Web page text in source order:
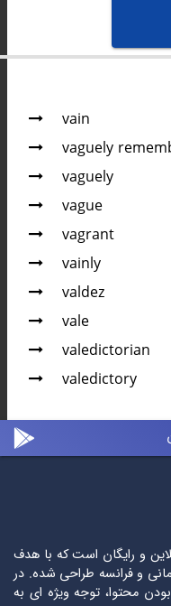
vain
vaguely
vaguely
vague
vagrant
vainly
valdez
vale
valedictorian
valedictory
و رایگان است که با هدف
و فرانسه طراحی شده. در
محتوا، توجه ویژه ای به